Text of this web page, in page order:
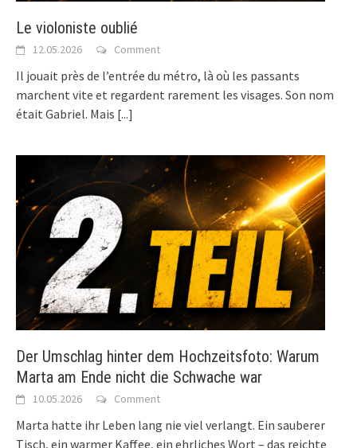
Le violoniste oublié
12.05.2026 Comment
Il jouait près de l’entrée du métro, là où les passants
marchent vite et regardent rarement les visages. Son nom
était Gabriel. Mais [...]
Der Umschlag hinter dem Hochzeitsfoto: Warum
Marta am Ende nicht die Schwache war
10.05.2026 Comment
Marta hatte ihr Leben lang nie viel verlangt. Ein sauberer
Tisch, ein warmer Kaffee, ein ehrliches Wort – das reichte